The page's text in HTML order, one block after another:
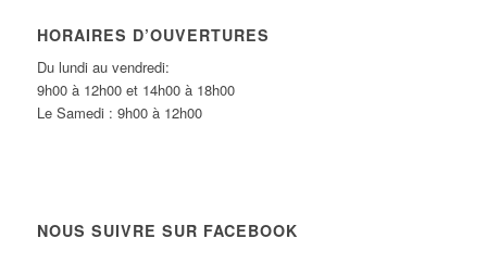
HORAIRES D’OUVERTURES
Du lundi au vendredi:
9h00 à 12h00 et 14h00 à 18h00
Le Samedi : 9h00 à 12h00
NOUS SUIVRE SUR FACEBOOK